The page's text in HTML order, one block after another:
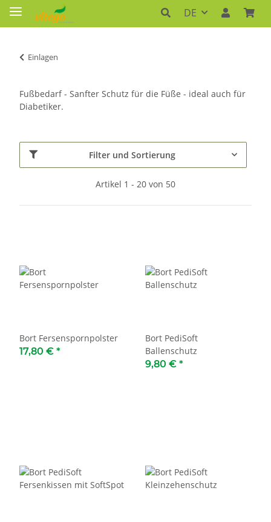
DE
Einlagen
Fußbedarf - Sanfter Schutz für die Füße - ideal auch für
Diabetiker.
Filter und Sortierung
Artikel 1 - 20 von 50
Bort Fersenspornpolster
17,80 € *
Bort PediSoft
Ballenschutz
9,80 € *